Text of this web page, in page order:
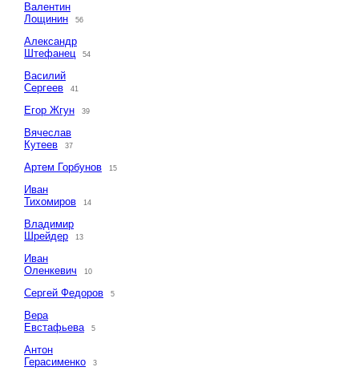
Валентин
Лощинин
56
Александр
Штефанец
54
Василий
Сергеев
41
Егор Жгун 39
Вячеслав
Кутеев
37
Артем Горбунов 15
Иван
Тихомиров
14
Владимир
Шрейдер
13
Иван
Оленкевич
10
Сергей Федоров 5
Вера
Евстафьева
5
Антон
Герасименко
3